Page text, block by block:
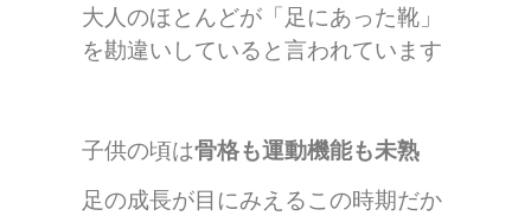
大人のほとんどが「足にあった靴」
を勘違いしていると言われています
子供の頃は骨格も運動機能も未熟
足の成長が目にみえるこの時期だか